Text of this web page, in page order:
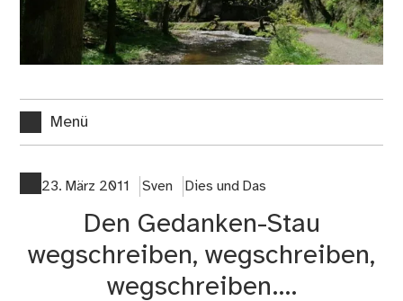
Menü
23. März 2011 Sven Dies und Das
Den Gedanken-Stau
wegschreiben, wegschreiben,
wegschreiben….